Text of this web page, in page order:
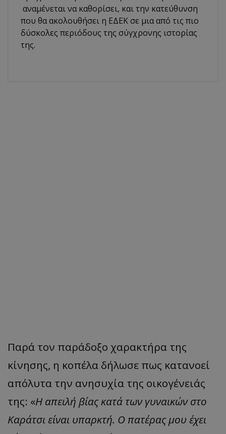
αναμένεται να καθορίσει, και την κατεύθυνση
που θα ακολουθήσει η ΕΔΕΚ σε μια από τις πιο
δύσκολες περιόδους της σύγχρονης ιστορίας
της.
Παρά τον παράδοξο χαρακτήρα της
κίνησης, η κοπέλα δήλωσε πως κατανοεί
απόλυτα την ανησυχία της οικογένειάς
της: «Η απειλή βίας κατά των γυναικών στο
Καράτσι είναι υπαρκτή. Ο πατέρας μου έχει